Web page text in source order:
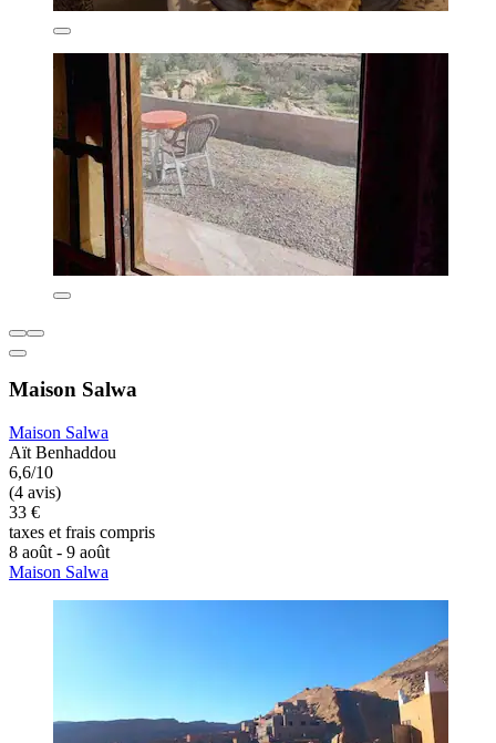
Maison Salwa
Maison Salwa
Aït Benhaddou
6,6/10
(4 avis)
33 €
taxes et frais compris
8 août - 9 août
Maison Salwa